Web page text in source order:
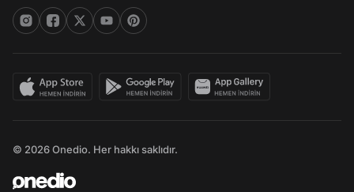
© 2026 Onedio. Her hakkı saklıdır.